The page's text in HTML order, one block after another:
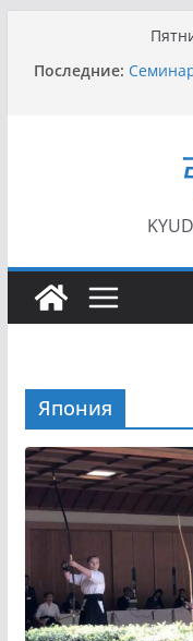
содержимому
Последние:
I этап
/
II
Япония